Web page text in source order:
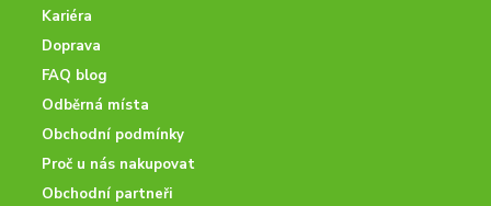
Kariéra
Doprava
FAQ blog
Odběrná místa
Obchodní podmínky
Proč u nás nakupovat
Obchodní partneři